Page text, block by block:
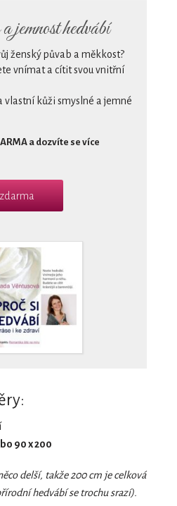
jemnost hedvábí
ženský půvab a měkkost?
vnímat a cítit svou vnitřní
vlastní kůži smyslné a jemné
a dozvíte se více
90 x 200
delší, takže 200 cm je celková
hedvábí se trochu srazí).